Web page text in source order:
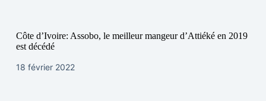
Côte d’Ivoire: Assobo, le meilleur mangeur d’Attiéké en 2019
est décédé
18 février 2022